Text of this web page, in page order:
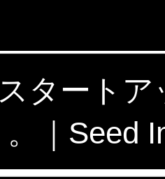
タート
。｜Seed